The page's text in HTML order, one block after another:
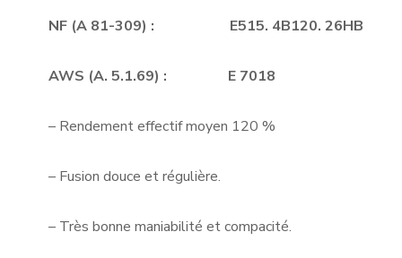
NF (A 81-309) : E515. 4B120. 26HB
AWS (A. 5.1.69) : E 7018
– Rendement effectif moyen 120 %
– Fusion douce et régulière.
– Très bonne maniabilité et compacité.